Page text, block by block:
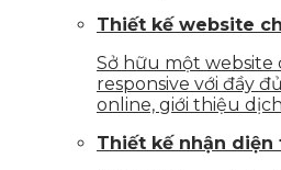
Thiết kế website
Sở hữu một website
responsive với đầy
online, giới thiệu
Thiết kế nhận diện